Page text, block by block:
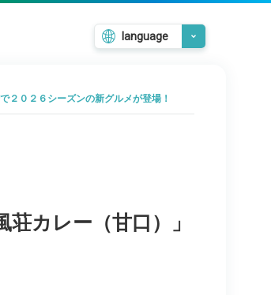
language
韓国語
２０２６シーズンの新グルメが登場！
カレー（甘口）」